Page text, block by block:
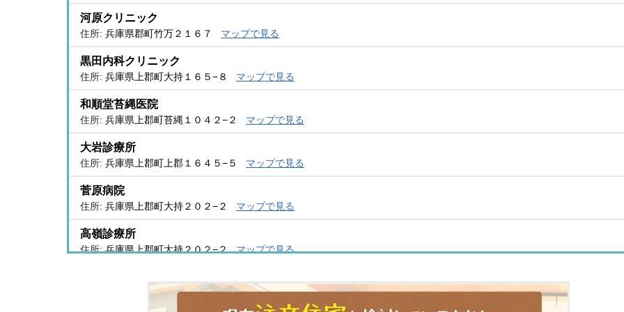
河原クリニック
住所: 兵庫県郡町竹万２１６７ マップで見る
黒田内科クリニック
住所: 兵庫県上郡町大持１６５−８ マップで見る
和順堂苔縄医院
住所: 兵庫県上郡町苔縄１０４２−２ マップで見る
大岩診療所
住所: 兵庫県上郡町上郡１６４５−５ マップで見る
菅原病院
住所: 兵庫県上郡町大持２０２−２ マップで見る
高嶺診療所
住所:兵庫県上郡町大持２０２−２ マップで見る
兵庫県上郡町大持３５０ マップで見る